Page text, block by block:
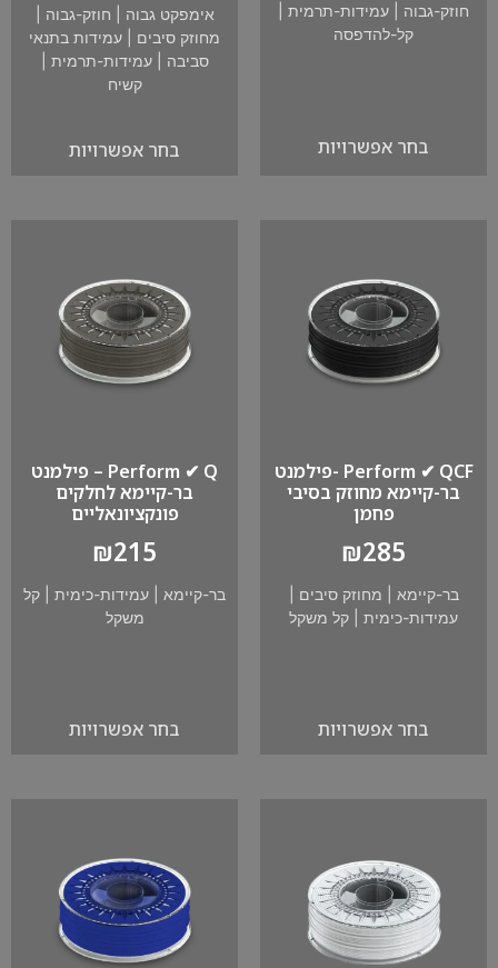
חוזק-גבוה עמידות-תרמית
קל-להדפסה
בחר אפשרויות
אימפקט גבוה חוזק-גבוה
מחוזק סיבים
עמידות בתנאי
סביבה |עמידות-תרמית
קשיח
בחר אפשרויות
Perform ✔ QCF -פילמנט
בר-קיימא מחוזק בסיבי
פחמן
₪285
בר-קיימא מחוזק סיבים
עמידות-כימית
קל משקל
בחר אפשרויות
Perform ✔ Q – פילמנט
בר-קיימא לחלקים
פונקציונאליים
₪215
בר-קיימא עמידות-כימית
קל
משקל
בחר אפשרויות